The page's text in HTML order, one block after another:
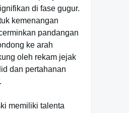
di fase gugur.
kemenangan
pandangan
ke arah
oleh rekam jejak
dan pertahanan
memiliki talenta